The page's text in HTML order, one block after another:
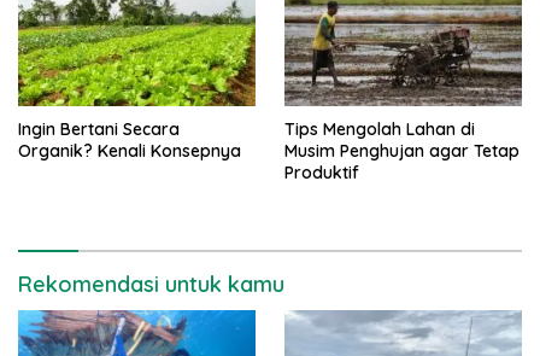
Ingin Bertani Secara
Organik? Kenali Konsepnya
Tips Mengolah Lahan di
Musim Penghujan agar Tetap
Produktif
Rekomendasi untuk kamu